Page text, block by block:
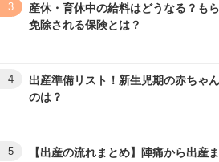
3
産休・育休中の給料はどうなる？も
免除される保険とは？
4
出産準備リスト！新生児期の赤ちゃ
のは？
5
【出産の流れまとめ】陣痛から出産